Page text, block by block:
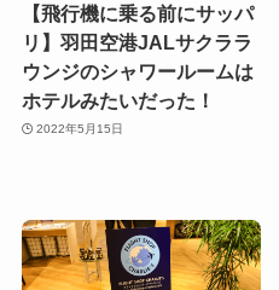
【飛行機に乗る前にサッパ
リ】羽田空港JALサクララ
ウンジのシャワールームは
ホテルみたいだった！
2022年5月15日